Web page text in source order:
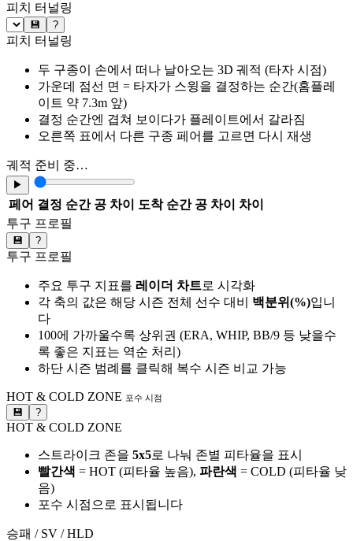
피치 터널링
💾 ?
피치 터널링
두 구종이 손에서 떠나 날아오는 3D 궤적 (타자 시점)
가운데 점선 면 = 타자가 스윙을 결정하는 순간(홈플레
이트 약 7.3m 앞)
결정 순간엔 겹쳐 보이다가 플레이트에서 갈라짐
오른쪽 표에서 다른 구종 페어를 고르면 다시 재생
궤적 준비 중…
▶
페어 결정 순간 공 차이 도착 순간 공 차이
차이
투구 프로필
💾 ?
투구 프로필
주요 투구 지표를 레이더 차트로 시각화
각 축의 값은 해당 시즌 전체 선수 대비 백분위(%)입니
다
100에 가까울수록 상위권 (ERA, WHIP, BB/9 등 낮을수
록 좋은 지표는 역순 처리)
하단 시즌 범례를 클릭해 복수 시즌 비교 가능
HOT & COLD ZONE 포수 시점
💾 ?
HOT & COLD ZONE
스트라이크 존을 5x5로 나눠 존별 피타율을 표시
빨간색 = HOT (피타율 높음), 파란색 = COLD (피타율 낮
음)
포수 시점으로 표시됩니다
승패 / SV / HLD